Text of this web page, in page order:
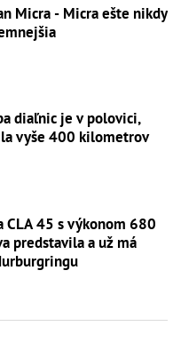
Micra - Micra ešte nikdy
diaľnic je v polovici,
vyše 400 kilometrov
CLA 45 s výkonom 680
predstavila a už má